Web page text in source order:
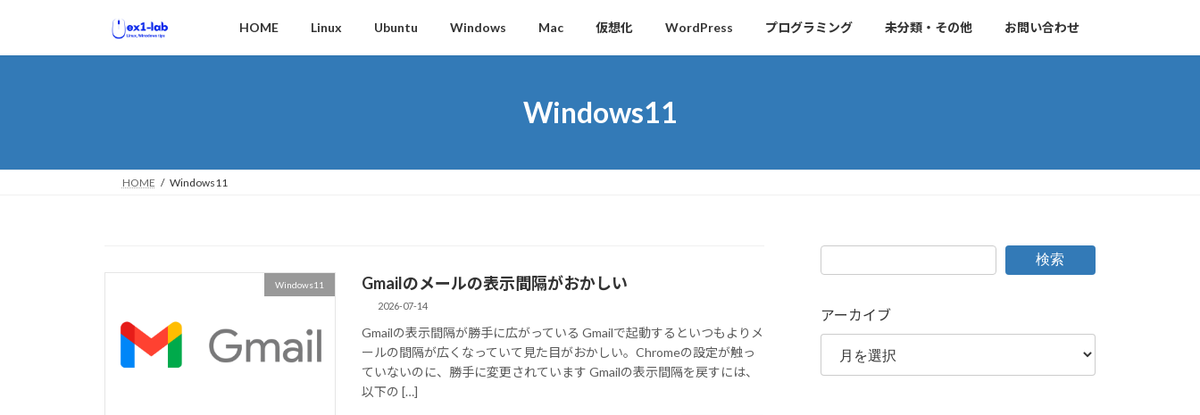
テ
ゲ
HOME Linux Ubuntu Windows Mac 仮想化 WordPress プログラミング 未分類・その他 お問い合わせ
Windows11
HOME Windows11
Windows11 Gmailのメールの表示間隔がおかしい
2026-07-14
Gmailの表示間隔が勝手に広がっている Gmailで起動するといつもよりメ
ールの間隔が広くなっていて見た目がおかしい。Chromeの設定が触っ
ていないのに、勝手に変更されています Gmailの表示間隔を戻すには、
以下の […]
検索
アーカイブ